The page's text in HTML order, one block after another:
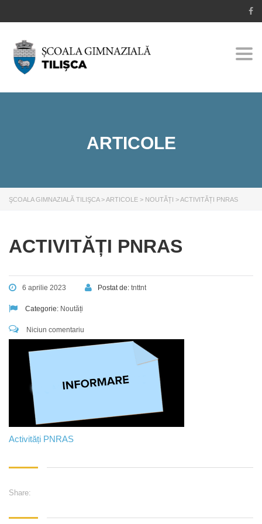
ARTICOLE
ŞCOALA GIMNAZIALĂ TILIŞCA>ARTICOLE > NOUTĂȚI >ACTIVITĂȚI PNRAS
ACTIVITĂȚI PNRAS
6 aprilie 2023 Postat de: tnttnt
Categorie: Noutăți
Niciun comentariu
Activități PNRAS
Share: